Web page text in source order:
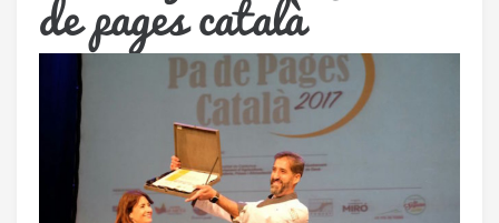
de pages català